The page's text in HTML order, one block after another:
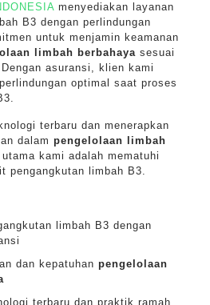
menyediakan layanan
B3 dengan perlindungan
untuk menjamin keamanan
limbah berbahaya sesuai
asuransi, klien kami
optimal saat proses
terbaru dan menerapkan
dalam pengelolaan limbah
kami adalah mematuhi
pengangkutan limbah B3.
limbah B3 dengan
dan kepatuhan pengelolaan
terbaru dan praktik ramah